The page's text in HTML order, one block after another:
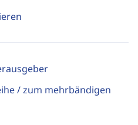
/ zum mehrbändigen